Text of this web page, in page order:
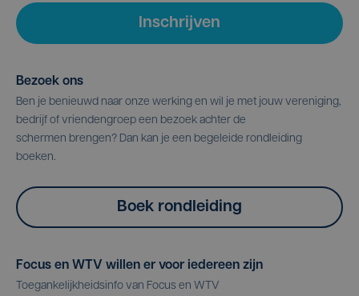
Inschrijven
Bezoek ons
Ben je benieuwd naar onze werking en wil je met jouw vereniging,
bedrijf of vriendengroep een bezoek achter de
schermen brengen? Dan kan je een begeleide rondleiding
boeken.
Boek rondleiding
Focus en WTV willen er voor iedereen zijn
Toegankelijkheidsinfo van Focus en WTV